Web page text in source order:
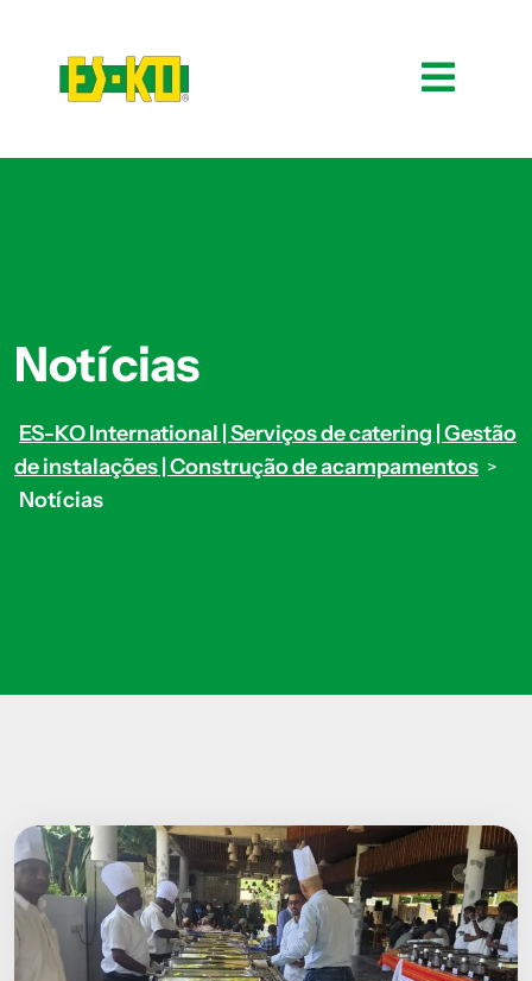
Notícias
ES-KO International | Serviços de catering | Gestão
de instalações | Construção de acampamentos >
Notícias